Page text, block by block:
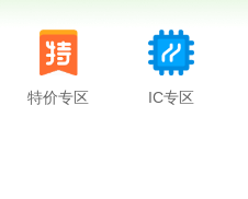
特价专区 IC专区